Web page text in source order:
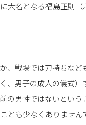
大名となる福島正則
、戦場では刀持ちな
、男子の成人の儀式
の男性ではないとい
とも少なくありません